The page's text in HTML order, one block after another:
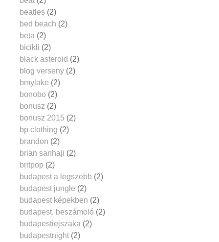
beatles (2)
bed beach (2)
beta (2)
bicikli (2)
black asteroid (2)
blog verseny (2)
bmylake (2)
bonobo (2)
bonusz (2)
bonusz 2015 (2)
bp clothing (2)
brandon (2)
brian sanhaji (2)
britpop (2)
budapest a legszebb (2)
budapest jungle (2)
budapest képekben (2)
budapest. beszámoló (2)
budapestiejszaka (2)
budapestnight (2)